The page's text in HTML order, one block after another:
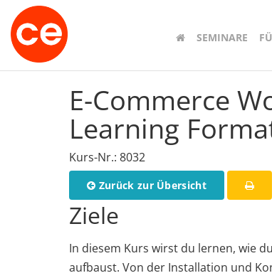
SEMINARE
E-Commerce
Learning
Kurs-Nr.: 8032
Zurück zur Übersicht
Ziele
In diesem Kurs wirst du lernen, wie
aufbaust. Von der Installation und